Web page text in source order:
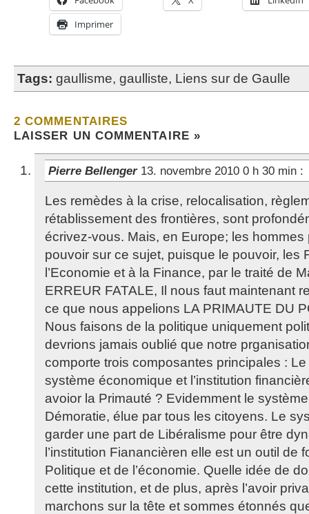
Imprimer
Tags: gaullisme, gaulliste, Liens sur de Gaulle
2 COMMENTAIRES
LAISSER UN COMMENTAIRE »
Pierre Bellenger 13. novembre 2010 0 h 30 min :
Les remèdes à la crise, relocalisation,
rétablissement des frontières, sont
écrivez-vous. Mais, en Europe; les
pouvoir sur ce sujet, puisque le pouvoir, les
l’Economie et à la Finance, par le traité de
ERREUR FATALE, Il nous faut maintenant
ce que nous appelions LA PRIMAUTE DU
Nous faisons de la politique uniquement
devrions jamais oublié que notre
comporte trois composantes principales :
système économique et l’institution
avoior la Primauté ? Evidemment le
Démoratie, élue par tous les citoyens. Le
garder une part de Libéralisme pour être
l’institution Fianancièren elle est un outil de
Politique et de l’économie. Quelle idée de
cette institution, et de plus, après l’avoir
marchons sur la tête et sommes étonnés